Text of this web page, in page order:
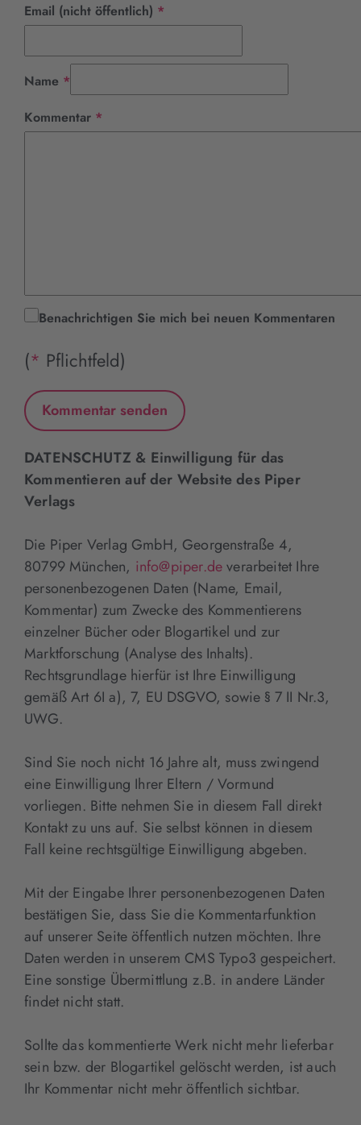
Email (nicht öffentlich) *
Name *
Kommentar *
Benachrichtigen Sie mich bei neuen Kommentaren
(* Pflichtfeld)
DATENSCHUTZ & Einwilligung für das
Kommentieren auf der Website des Piper
Verlags
Die Piper Verlag GmbH, Georgenstraße 4,
80799 München, info@piper.deverarbeitet Ihre
personenbezogenen Daten (Name, Email,
Kommentar) zum Zwecke des Kommentierens
einzelner Bücher oder Blogartikel und zur
Marktforschung (Analyse des Inhalts).
Rechtsgrundlage hierfür ist Ihre Einwilligung
gemäß Art 6I a), 7, EU DSGVO, sowie § 7 II Nr.3,
UWG.
Sind Sie noch nicht 16 Jahre alt, muss zwingend
eine Einwilligung Ihrer Eltern / Vormund
vorliegen. Bitte nehmen Sie in diesem Fall direkt
Kontakt zu uns auf. Sie selbst können in diesem
Fall keine rechtsgültige Einwilligung abgeben.
Mit der Eingabe Ihrer personenbezogenen Daten
bestätigen Sie, dass Sie die Kommentarfunktion
auf unserer Seite öffentlich nutzen möchten. Ihre
Daten werden in unserem CMS Typo3 gespeichert.
Eine sonstige Übermittlung z.B. in andere Länder
findet nicht statt.
Sollte das kommentierte Werk nicht mehr lieferbar
sein bzw. der Blogartikel gelöscht werden, ist auch
Ihr Kommentar nicht mehr öffentlich sichtbar.